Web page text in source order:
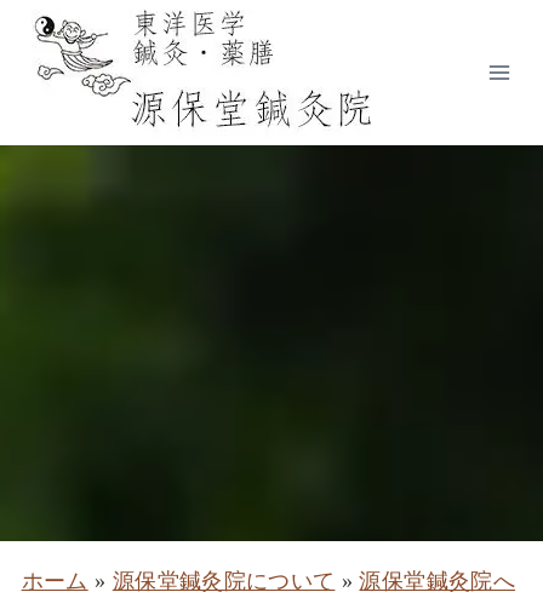
キ
ホーム » 源保堂鍼灸院について »源保堂鍼灸院へ